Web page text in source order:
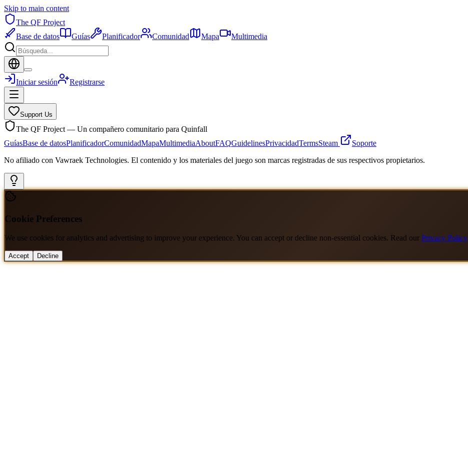
Skip to main content
The QF Project
Base de datos
Guías Planificador Comunidad Mapa Multimedia
Iniciar sesión Registrarse
Support Us
The QF Project — Un compañero comunitario para Quinfall
GuíasBase de datosPlanificadorComunidadMapaMultimediaAboutFAQGuidelinesPrivacidadTermsSteam
Soporte
No afiliado con Vawraek Technologies. El contenido y los materiales del juego son marcas registradas de sus respectivos propietarios.
Cookie Preferences
We use cookies for analytics and advertising to improve your experience. You can accept or decline non-essential cookies. Read our Privacy Policy
Accept Decline